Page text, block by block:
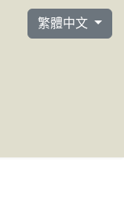
選擇你的語言
繁體中文